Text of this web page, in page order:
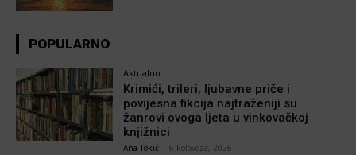
POPULARNO
Aktualno
Krimići, trileri, ljubavne priče i
povijesna fikcija najtraženiji su
žanrovi ovoga ljeta u vinkovačkoj
knjižnici
Ana Tokić 6 kolovoza, 2026